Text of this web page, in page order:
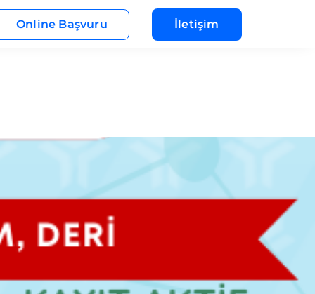
Online Başvuru İletişim